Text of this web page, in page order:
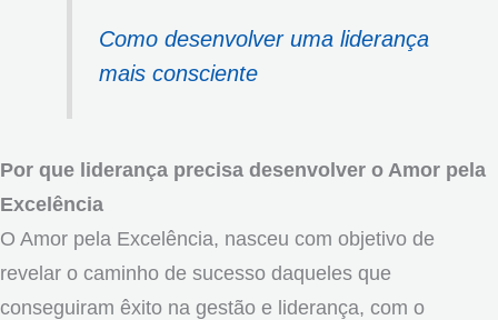
Como desenvolver uma liderança
mais consciente
Por que liderança precisa desenvolver o Amor pela
Excelência
O Amor pela Excelência, nasceu com objetivo de
revelar o caminho de sucesso daqueles que
conseguiram êxito na gestão e liderança, com o